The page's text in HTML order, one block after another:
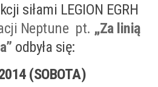
siłami LEGION EGRH
Neptune pt. „Za linią
odbyła się:
(SOBOTA)